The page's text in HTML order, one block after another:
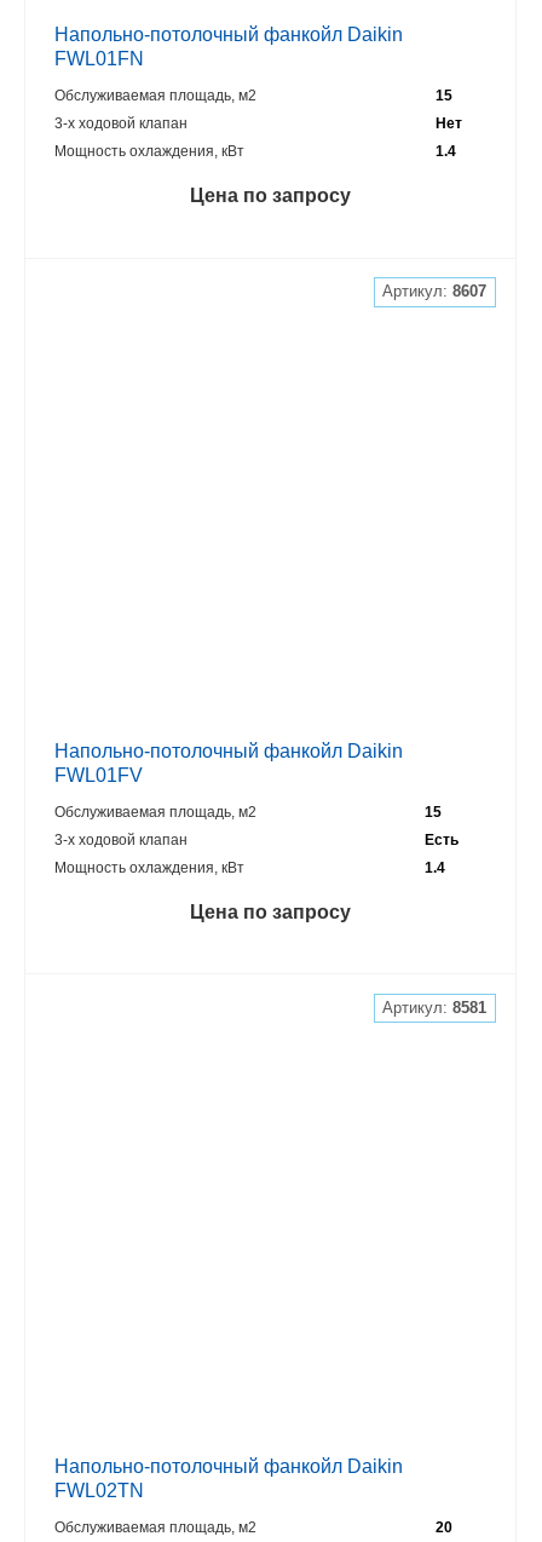
Напольно-потолочный фанкойл Daikin
FWL01FN
Обслуживаемая площадь, м2
15
3-х ходовой клапан
Нет
Мощность охлаждения, кВт
1.4
Цена по запросу
Артикул:8607
Напольно-потолочный фанкойл Daikin
FWL01FV
Обслуживаемая площадь, м2
15
3-х ходовой клапан
Есть
Мощность охлаждения, кВт
1.4
Цена по запросу
Артикул:8581
Напольно-потолочный фанкойл Daikin
FWL02TN
Обслуживаемая площадь, м2 20